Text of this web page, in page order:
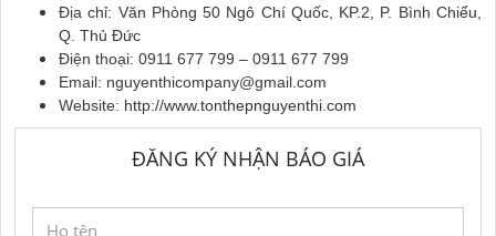
Địa chỉ: Văn Phòng 50 Ngô Chí Quốc, KP.2, P. Bình Chiểu,
Q. Thủ Đức
Điện thoại: 0911 677 799 – 0911 677 799
Email: nguyenthicompany@gmail.com
Website: http://www.tonthepnguyenthi.com
ĐĂNG KÝ NHẬN BÁO GIÁ